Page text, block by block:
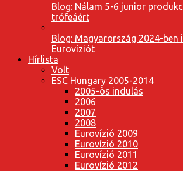
Blog: Nálam 5-6 junior
trófeáért
Blog: Magyarország 2024-ben
Eurovíziót
Hírlista
Volt
ESC Hungary 2005-2014
2005-ös indulás
2006
2007
2008
Eurovízió 2009
Eurovízió 2010
Eurovízió 2011
Eurovízió 2012